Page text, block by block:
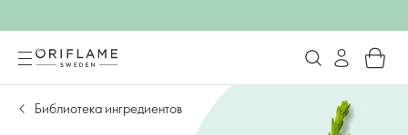
Библиотека ингредиентов